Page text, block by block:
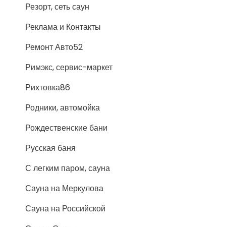
Резорт, сеть саун
Реклама и Контакты
Ремонт Авто52
Римэкс, сервис-маркет
Рихтовка86
Родники, автомойка
Рождественские бани
Русская баня
С легким паром, сауна
Сауна на Меркулова
Сауна на Российской